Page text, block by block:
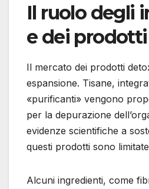
Il ruolo degli
e dei
Il mercato dei prodotti
espansione. Tisane,
«purificanti» vengono
per la depurazione
evidenze scientifiche a
questi prodotti sono
Alcuni ingredienti, come